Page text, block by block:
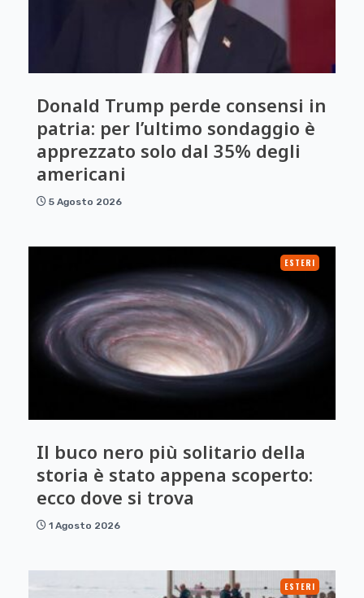
Donald Trump perde consensi in
patria: per l’ultimo sondaggio è
apprezzato solo dal 35% degli
americani
5 Agosto 2026
ESTERI
Il buco nero più solitario della
storia è stato appena scoperto:
ecco dove si trova
1 Agosto 2026
ESTERI